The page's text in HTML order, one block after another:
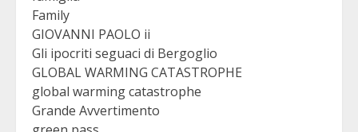
Family
GIOVANNI PAOLO ii
Gli ipocriti seguaci di Bergoglio
GLOBAL WARMING CATASTROPHE
global warming catastrophe
Grande Avvertimento